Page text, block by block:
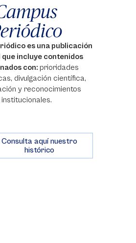
es una publicación
que incluye contenidos
con: prioridades
divulgación científica,
y reconocimientos
institucionales.
Consulta aquí nuestro
histórico